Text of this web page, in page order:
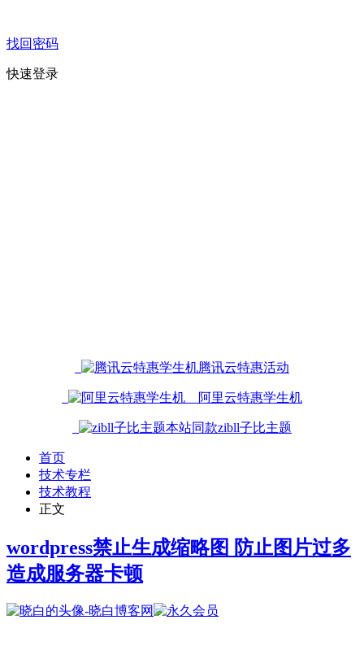
找回密码
快速登录
腾讯云特惠活动
阿里云特惠学生机
本站同款zibll子比主题
首页
技术专栏
技术教程
正文
wordpress禁止生成缩略图 防止图片过多
造成服务器卡顿